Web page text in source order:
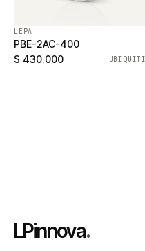
LEPA
PBE-2AC-400
$ 430.000
UBIQUITI
LPinnova.